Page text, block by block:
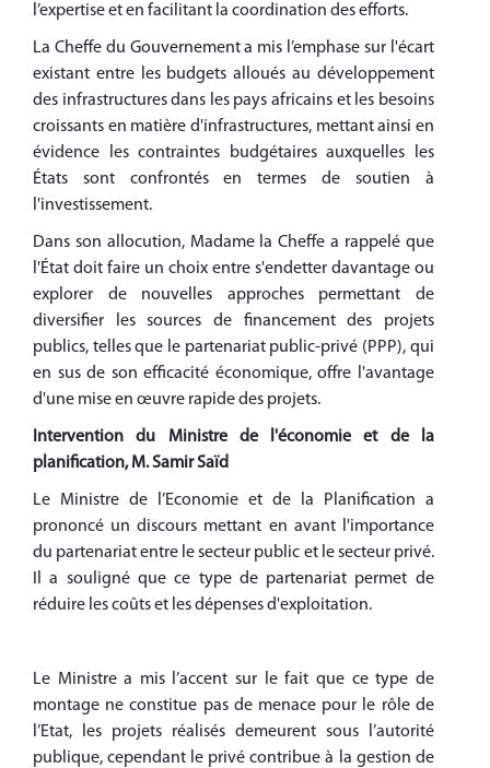
l’expertise et en facilitant la coordination des efforts.
La Cheffe du Gouvernement a mis l’emphase sur l'écart
existant entre les budgets alloués au développement
des infrastructures dans les pays africains et les besoins
croissants en matière d'infrastructures, mettant ainsi en
évidence les contraintes budgétaires auxquelles les
États sont confrontés en termes de soutien à
l'investissement.
Dans son allocution, Madame la Cheffe a rappelé que
l'État doit faire un choix entre s'endetter davantage ou
explorer de nouvelles approches permettant de
diversifier les sources de financement des projets
publics, telles que le partenariat public-privé (PPP), qui
en sus de son efficacité économique, offre l'avantage
d'une mise en œuvre rapide des projets.
Intervention du Ministre de l'économie et de la
planification, M. Samir Saïd
Le Ministre de l’Economie et de la Planification a
prononcé un discours mettant en avant l'importance
du partenariat entre le secteur public et le secteur privé.
Il a souligné que ce type de partenariat permet de
réduire les coûts et les dépenses d'exploitation.
Le Ministre a mis l’accent sur le fait que ce type de
montage ne constitue pas de menace pour le rôle de
l’Etat, les projets réalisés demeurent sous l’autorité
publique, cependant le privé contribue à la gestion de